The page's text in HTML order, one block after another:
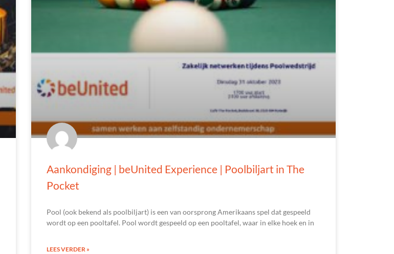
Aankondiging | beUnited Experience | Poolbiljart in The
Pocket
Pool (ook bekend als poolbiljart) is een van oorsprong Amerikaans spel dat gespeeld
wordt op een pooltafel. Pool wordt gespeeld op een pooltafel, waar in elke hoek en in
LEES VERDER »